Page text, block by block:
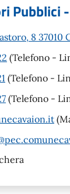
Pubblici
8 37010
(Telefono -
(Telefono -
(Telefono -